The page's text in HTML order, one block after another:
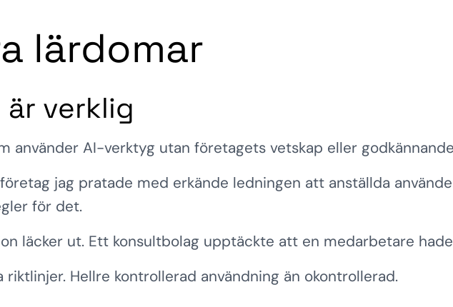
lärdomar
är verklig
använder AI-verktyg utan företagets vetskap eller
jag pratade med erkände ledningen att anställda
för det.
läcker ut. Ett konsultbolag upptäckte att en medarbetare
riktlinjer. Hellre kontrollerad användning än okontrollerad.